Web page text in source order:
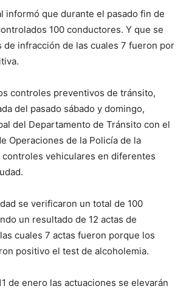
informó que durante el pasado fin de
100 conductores. Y que se
de infracción de las cuales 7 fueron por
controles preventivos de tránsito,
del pasado sábado y domingo,
del Departamento de Tránsito con el
Operaciones de la Policía de la
vehiculares en diferentes
se verificaron un total de 100
un resultado de 12 actas de
cuales 7 actas fueron porque los
positivo el test de alcoholemia.
de enero las actuaciones se elevarán